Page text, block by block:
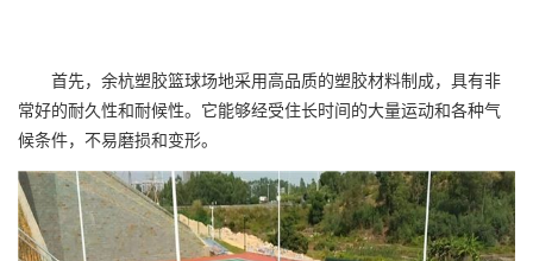
首先，余杭塑胶篮球场地采用高品质的塑胶材料制成，具有非
常好的耐久性和耐候性。它能够经受住长时间的大量运动和各种气
候条件，不易磨损和变形。